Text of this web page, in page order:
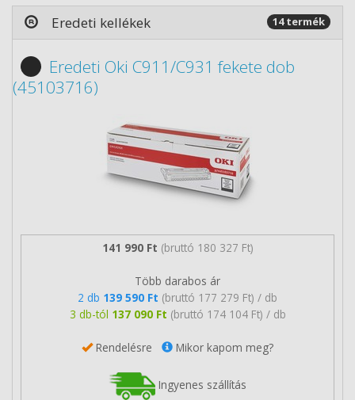
Eredeti kellékek 14 termék
Eredeti Oki C911/C931 fekete dob
(45103716)
141 990 Ft (bruttó 180 327 Ft)
Több darabos ár
2 db 139 590 Ft (bruttó 177 279 Ft) / db
3 db-tól 137 090 Ft (bruttó 174 104 Ft) / db
Rendelésre Mikor kapom meg?
Ingyenes szállítás